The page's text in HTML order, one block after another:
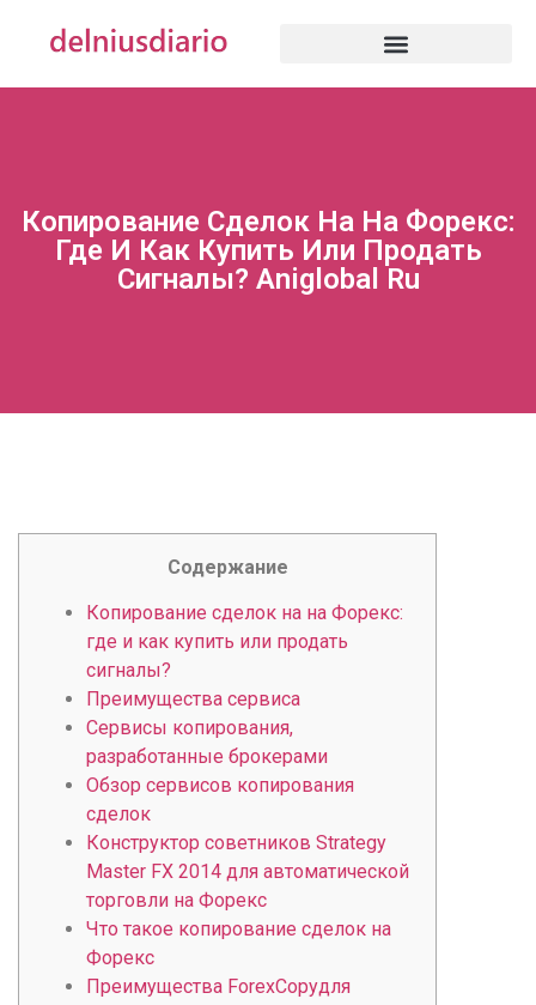
Копирование Сделок На На Форекс:
Где И Как Купить Или Продать
Сигналы? Aniglobal Ru
Содержание
Копирование сделок на на Форекс:
где и как купить или продать
сигналы?
Преимущества сервиса
Сервисы копирования,
разработанные брокерами
Обзор сервисов копирования
сделок
Конструктор советников Strategy
Master FX 2014 для автоматической
торговли на Форекс
Что такое копирование сделок на
Форекс
Преимущества ForexCopyдля